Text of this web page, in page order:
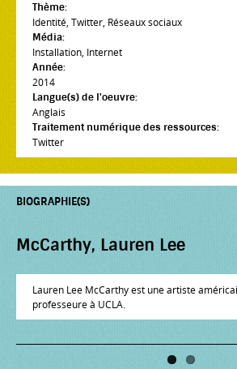
Thème:
Identité Twitter Réseaux sociaux
Média:
Installation Internet
Année:
2014
Langue(s) de l'oeuvre:
Anglais
Traitement numérique des ressources:
Twitter
BIOGRAPHIE(S)
McCarthy, Lauren Lee
Lauren Lee McCarthy est une artiste
professeure à UCLA.
McDonald, Kyle